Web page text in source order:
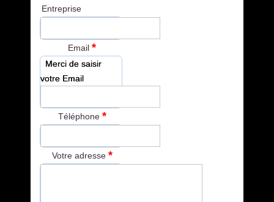
Entreprise
Email*
Merci de saisir
votre Email
Téléphone *
Votre adresse *